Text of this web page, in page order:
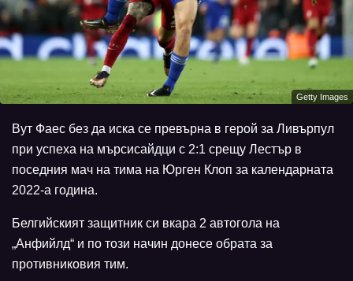
Getty Images
Вут Фаес без да иска се превърна в герой за Ливърпул
при успеха на мърсисайдци с 2:1 срещу Лестър в
поседния мач на тима на Юрген Клоп за календарната
2022-а година.
Белгийският защитник си вкара 2 автогола на
„Анфийлд“ и по този начин донесе обрата за
противниковия тим.